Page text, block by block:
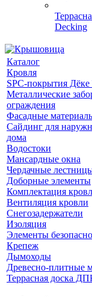
Decking
Каталог
Кровля
SPC-покрытия Дёке
Металлические
ограждения
Фасадные
Сайдинг для
дома
Водостоки
Мансардные окна
Чердачные
Доборные элементы
Комплектация
Вентиляция кровли
Снегозадержатели
Изоляция
Элементы
Крепеж
Дымоходы
Древесно-плитные
Террасная доска